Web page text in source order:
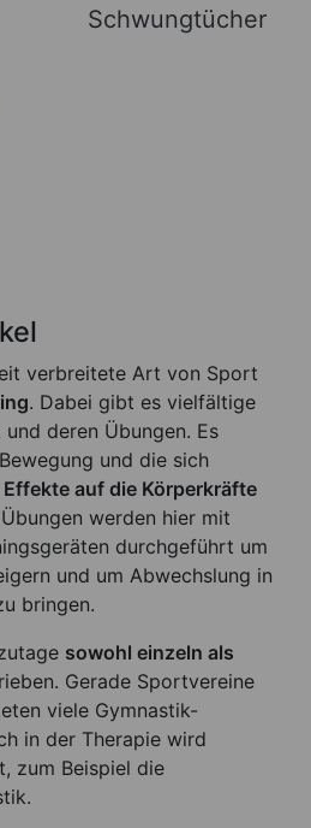
Schwungtücher
verbreitete Art von Sport
. Dabei gibt es vielfältige
deren Übungen. Es
und die sich
Effekte auf die Körperkräfte
werden hier mit
durchgeführt um
und um Abwechslung in
bringen.
sowohl einzeln als
Gerade Sportvereine
viele Gymnastik-
in der Therapie wird
zum Beispiel die